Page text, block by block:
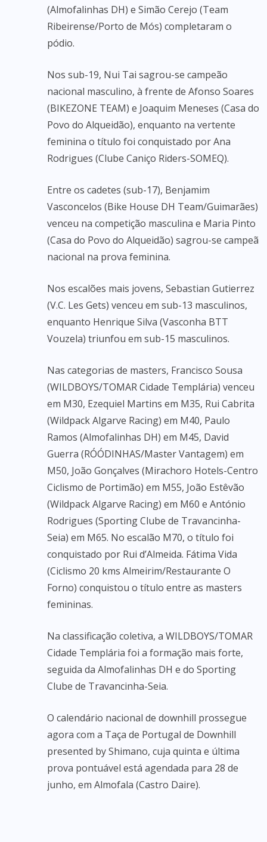
(Almofalinhas DH) e Simão Cerejo (Team
Ribeirense/Porto de Mós) completaram o
pódio.
Nos sub-19, Nui Tai sagrou-se campeão
nacional masculino, à frente de Afonso Soares
(BIKEZONE TEAM) e Joaquim Meneses (Casa do
Povo do Alqueidão), enquanto na vertente
feminina o título foi conquistado por Ana
Rodrigues (Clube Caniço Riders-SOMEQ).
Entre os cadetes (sub-17), Benjamim
Vasconcelos (Bike House DH Team/Guimarães)
venceu na competição masculina e Maria Pinto
(Casa do Povo do Alqueidão) sagrou-se campeã
nacional na prova feminina.
Nos escalões mais jovens, Sebastian Gutierrez
(V.C. Les Gets) venceu em sub-13 masculinos,
enquanto Henrique Silva (Vasconha BTT
Vouzela) triunfou em sub-15 masculinos.
Nas categorias de masters, Francisco Sousa
(WILDBOYS/TOMAR Cidade Templária) venceu
em M30, Ezequiel Martins em M35, Rui Cabrita
(Wildpack Algarve Racing) em M40, Paulo
Ramos (Almofalinhas DH) em M45, David
Guerra (RÓÓDINHAS/Master Vantagem) em
M50, João Gonçalves (Mirachoro Hotels-Centro
Ciclismo de Portimão) em M55, João Estêvão
(Wildpack Algarve Racing) em M60 e António
Rodrigues (Sporting Clube de Travancinha-
Seia) em M65. No escalão M70, o título foi
conquistado por Rui d’Almeida. Fátima Vida
(Ciclismo 20 kms Almeirim/Restaurante O
Forno) conquistou o título entre as masters
femininas.
Na classificação coletiva, a WILDBOYS/TOMAR
Cidade Templária foi a formação mais forte,
seguida da Almofalinhas DH e do Sporting
Clube de Travancinha-Seia.
O calendário nacional de downhill prossegue
agora com a Taça de Portugal de Downhill
presented by Shimano, cuja quinta e última
prova pontuável está agendada para 28 de
junho, em Almofala (Castro Daire).